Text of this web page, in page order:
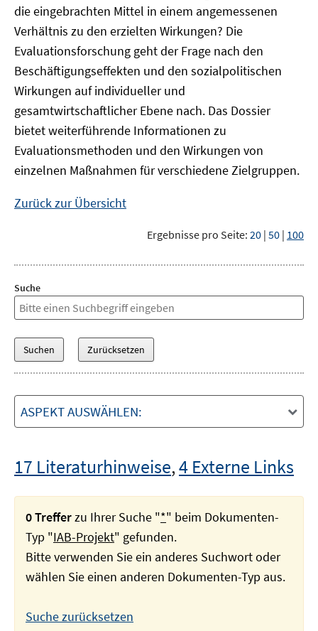
die eingebrachten Mittel in einem angemessenen
Verhältnis zu den erzielten Wirkungen? Die
Evaluationsforschung geht der Frage nach den
Beschäftigungseffekten und den sozialpolitischen
Wirkungen auf individueller und
gesamtwirtschaftlicher Ebene nach. Das Dossier
bietet weiterführende Informationen zu
Evaluationsmethoden und den Wirkungen von
einzelnen Maßnahmen für verschiedene Zielgruppen.
Zurück zur Übersicht
Ergebnisse pro Seite: 20 | 50 | 100
Suche
ASPEKT AUSWÄHLEN:
17 Literaturhinweise,4 Externe Links
0 Trefferzu Ihrer Suche "*" beim Dokumenten-
Typ "IAB-Projekt" gefunden.
Bitte verwenden Sie ein anderes Suchwort oder
wählen Sie einen anderen Dokumenten-Typ aus.
Suche zurücksetzen